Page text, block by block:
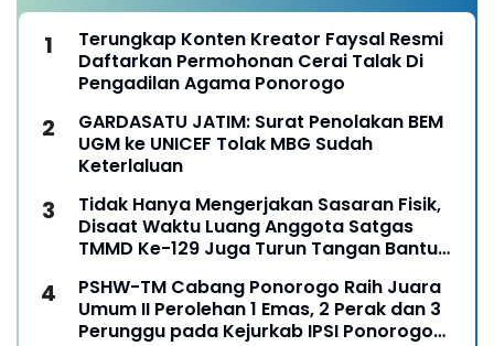
Terungkap Konten Kreator Faysal Resmi
Daftarkan Permohonan Cerai Talak Di
Pengadilan Agama Ponorogo
GARDASATU JATIM: Surat Penolakan BEM
UGM ke UNICEF Tolak MBG Sudah
Keterlaluan
Tidak Hanya Mengerjakan Sasaran Fisik,
Disaat Waktu Luang Anggota Satgas
TMMD Ke-129 Juga Turun Tangan Bantu
PSHW-TM Cabang Ponorogo Raih Juara
Umum II Perolehan 1 Emas, 2 Perak dan 3
Perunggu pada Kejurkab IPSI Ponorogo